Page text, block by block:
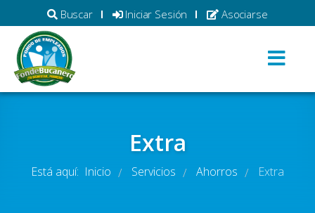
Buscar Iniciar Sesión Asociarse
Extra
Está aquí: Inicio / Servicios / Ahorros / Extra